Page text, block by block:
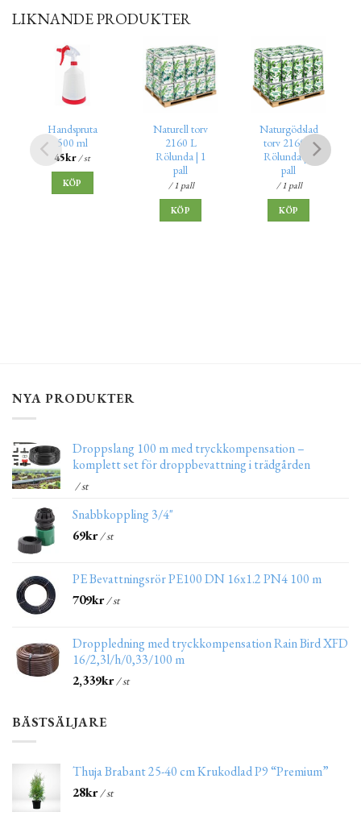
LIKNANDE PRODUKTER
Handspruta
500 ml
45kr/ st
KÖP
Naturell torv
2160 L
Rölunda | 1
pall
/ 1 pall
KÖP
Naturgödslad
torv 2160 L
Rölunda | 1
pall
/ 1 pall
KÖP
NYA PRODUKTER
Droppslang 100 m med tryckkompensation –
komplett set för droppbevattning i trädgården
/ st
Snabbkoppling 3/4"
69kr/ st
PE Bevattningsrör PE100 DN 16x1.2 PN4 100 m
709kr/ st
Droppledning med tryckkompensation Rain Bird XFD
16/2,3l/h/0,33/100 m
2,339kr/ st
BÄSTSÄLJARE
Thuja Brabant 25-40 cm Krukodlad P9 “Premium”
28kr/ st